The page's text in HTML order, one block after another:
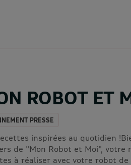
ROBOT ET
PRESSE
inspirées au quotidien
de "Mon Robot et Moi", votre
à réaliser avec votre robot de